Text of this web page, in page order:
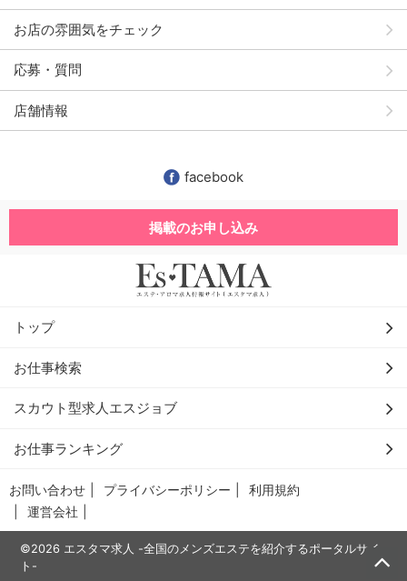
お店の雰囲気をチェック
応募・質問
店舗情報
facebook
掲載のお申し込み
トップ
お仕事検索
スカウト型求人エスジョブ
お仕事ランキング
お問い合わせ プライバシーポリシー
利用規約
運営会社
©2026 エスタマ求人 -全国のメンズエステを紹介するポータルサイ
ト-